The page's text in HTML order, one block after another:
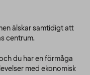
älskar samtidigt att
centrum.
du har en förmåga
med ekonomisk